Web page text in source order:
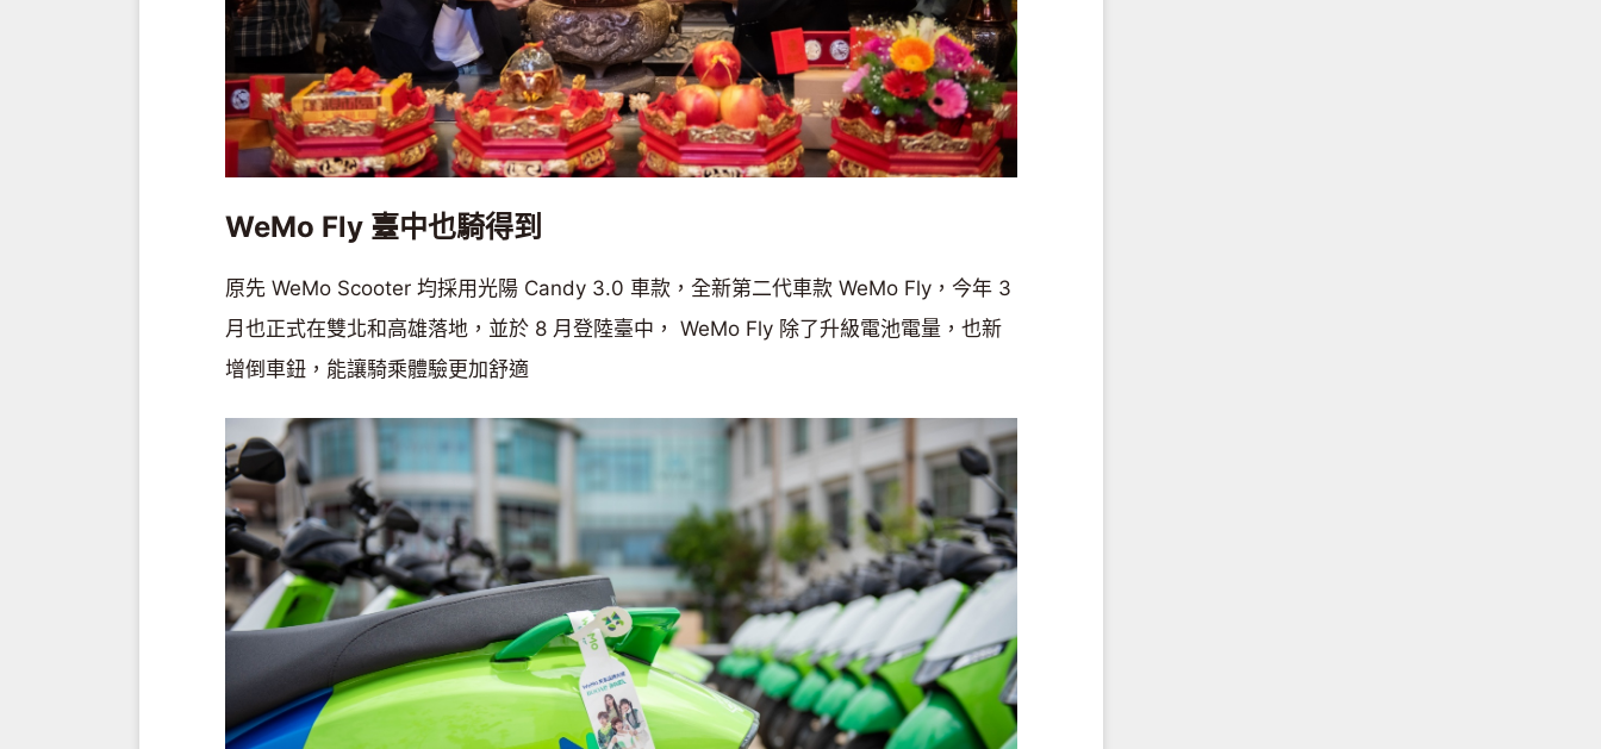
WeMo Fly 臺中也騎得到
原先 WeMo Scooter 均採用光陽 Candy 3.0 車款，全新第二代車款 WeMo Fly，今年 3
月也正式在雙北和高雄落地，並於 8 月登陸臺中， WeMo Fly 除了升級電池電量，也新
增倒車鈕，能讓騎乘體驗更加舒適